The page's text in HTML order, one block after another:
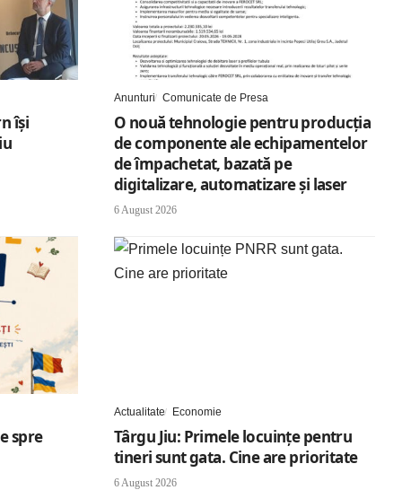
își
Anunturi Comunicate de Presa
O nouă tehnologie pentru producția
de componente ale echipamentelor
de împachetat, bazată pe
digitalizare, automatizare și laser
6 August 2026
spre
Actualitate Economie
Târgu Jiu: Primele locuințe pentru
tineri sunt gata. Cine are prioritate
6 August 2026